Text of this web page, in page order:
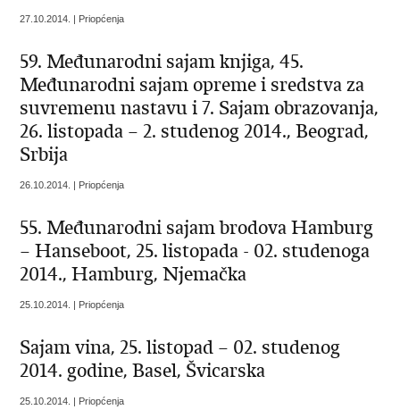
27.10.2014. | Priopćenja
59. Međunarodni sajam knjiga, 45.
Međunarodni sajam opreme i sredstva za
suvremenu nastavu i 7. Sajam obrazovanja,
26. listopada – 2. studenog 2014., Beograd,
Srbija
26.10.2014. | Priopćenja
55. Međunarodni sajam brodova Hamburg
– Hanseboot, 25. listopada - 02. studenoga
2014., Hamburg, Njemačka
25.10.2014. | Priopćenja
Sajam vina, 25. listopad – 02. studenog
2014. godine, Basel, Švicarska
25.10.2014. | Priopćenja